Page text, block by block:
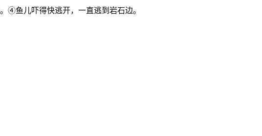
④鱼儿吓得快逃开，一直逃到岩石边。